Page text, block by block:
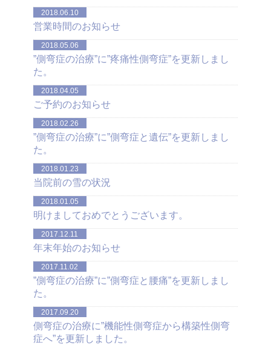
2018.06.10
営業時間のお知らせ
2018.05.06
”側弯症の治療”に”疼痛性側弯症”を更新しまし
た。
2018.04.05
ご予約のお知らせ
2018.02.26
”側弯症の治療”に”側弯症と遺伝”を更新しまし
た。
2018.01.23
当院前の雪の状況
2018.01.05
明けましておめでとうございます。
2017.12.11
年末年始のお知らせ
2017.11.02
”側弯症の治療”に”側弯症と腰痛”を更新しまし
た。
2017.09.20
側弯症の治療に”機能性側弯症から構築性側弯
症へ”を更新しました。